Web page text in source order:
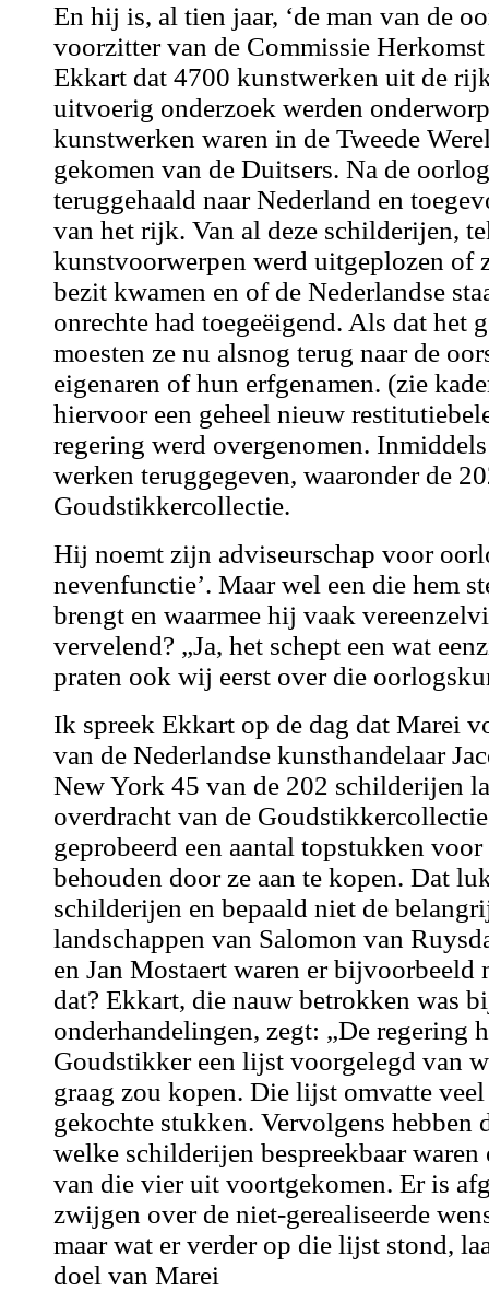
En hij is, al tien jaar, ‘de man van de
voorzitter van de Commissie
Ekkart dat 4700 kunstwerken uit de
uitvoerig onderzoek werden
kunstwerken waren in de Tweede
gekomen van de Duitsers. Na de
teruggehaald naar Nederland en
van het rijk. Van al deze schilderijen,
kunstvoorwerpen werd uitgeplozen of
bezit kwamen en of de Nederlandse
onrechte had toegeëigend. Als dat het
moesten ze nu alsnog terug naar de
eigenaren of hun erfgenamen. (zie
hiervoor een geheel nieuw
regering werd overgenomen.
werken teruggegeven, waaronder de
Goudstikkercollectie.
Hij noemt zijn adviseurschap voor
nevenfunctie’. Maar wel een die hem
brengt en waarmee hij vaak
vervelend? „Ja, het schept een wat
praten ook wij eerst over die
Ik spreek Ekkart op de dag dat Marei
van de Nederlandse kunsthandelaar
New York 45 van de 202 schilderijen
overdracht van de
geprobeerd een aantal topstukken
behouden door ze aan te kopen. Dat
schilderijen en bepaald niet de
landschappen van Salomon van
en Jan Mostaert waren er
dat? Ekkart, die nauw betrokken was
onderhandelingen, zegt: „De regering
Goudstikker een lijst voorgelegd van
graag zou kopen. Die lijst omvatte
gekochte stukken. Vervolgens hebben
welke schilderijen bespreekbaar waren
van die vier uit voortgekomen. Er is
zwijgen over de niet-gerealiseerde
maar wat er verder op die lijst stond,
doel van Marei